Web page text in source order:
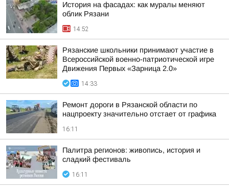
История на фасадах: как муралы меняют
облик Рязани
14:52
Рязанские школьники принимают участие в
Всероссийской военно-патриотической игре
Движения Первых «Зарница 2.0»
14:33
Ремонт дороги в Рязанской области по
нацпроекту значительно отстает от графика
16:11
Палитра регионов: живопись, история и
сладкий фестиваль
16:11